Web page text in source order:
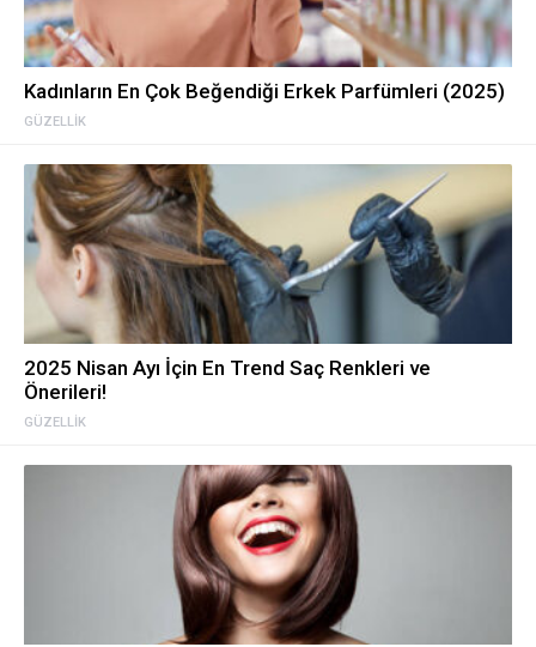
GÜZELLIK
Kadınların En Çok Beğendiği Erkek Parfümleri (2025)
GÜZELLIK
2025 Nisan Ayı İçin En Trend Saç Renkleri ve
Önerileri!